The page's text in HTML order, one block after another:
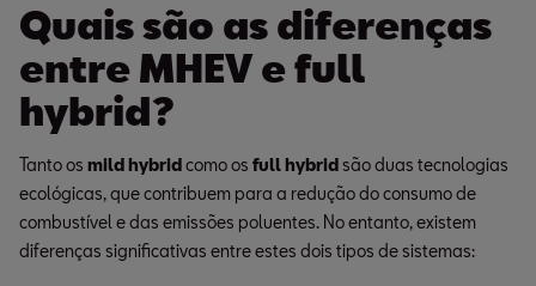
Quais são as diferenças
entre MHEV e full
hybrid?
Tanto os mild hybridcomo os full hybridsão duas tecnologias
ecológicas, que contribuem para a redução do consumo de
combustível e das emissões poluentes. No entanto, existem
diferenças significativas entre estes dois tipos de sistemas: